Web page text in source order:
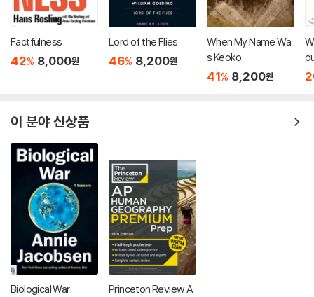
Factfulness
42% 8,000원
Lord of the Flies
46% 8,200원
When My Name Wa
s Keoko
41% 8,200원
이 분야 신상품
Biological War
Princeton Review A